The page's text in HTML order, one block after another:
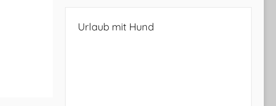
Urlaub mit Hund